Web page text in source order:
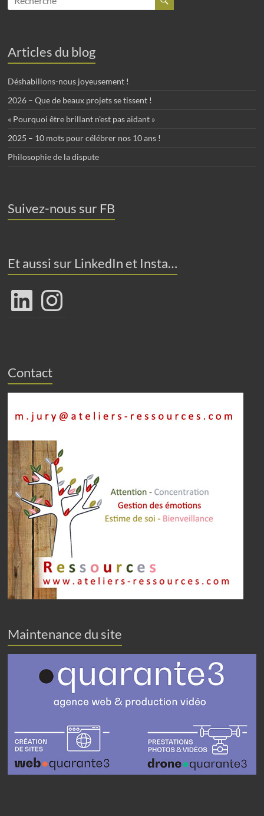
Articles du blog
Déshabillons-nous joyeusement !
2026 – Que de beaux projets se tissent !
« Pourquoi être brillant n’est pas aidant »
2025 – 10 mots pour célébrer nos 10 ans !
Philosophie de la dispute
Suivez-nous sur FB
Et aussi sur LinkedIn et Insta…
LinkedIn Instagram
Contact
Maintenance du site